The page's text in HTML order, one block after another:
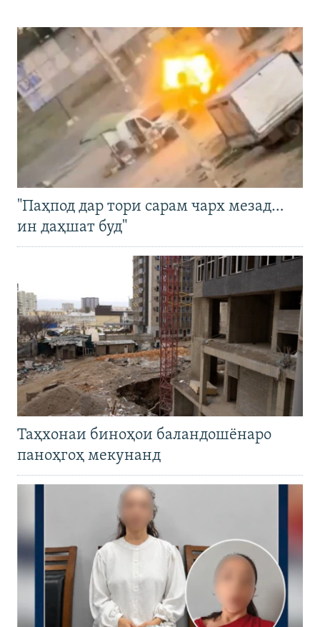
"Паҳпод дар тори сарам чарх мезад…
ин даҳшат буд"
Таҳхонаи биноҳои баландошёнаро
паноҳгоҳ мекунанд